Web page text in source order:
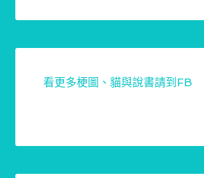
看更多梗圖、貓與說書請到FB